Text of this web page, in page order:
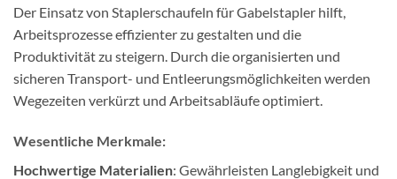
Der Einsatz von Staplerschaufeln für Gabelstapler hilft,
Arbeitsprozesse effizienter zu gestalten und die
Produktivität zu steigern. Durch die organisierten und
sicheren Transport- und Entleerungsmöglichkeiten werden
Wegezeiten verkürzt und Arbeitsabläufe optimiert.
Wesentliche Merkmale:
Hochwertige Materialien: Gewährleisten Langlebigkeit und